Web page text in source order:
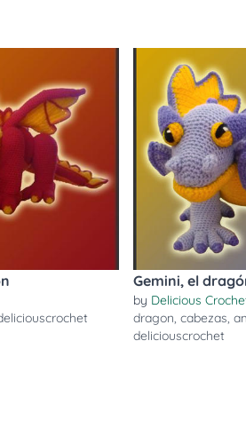
Gemini, el
by Delicious
dragon, cabezas,
deliciouscrochet